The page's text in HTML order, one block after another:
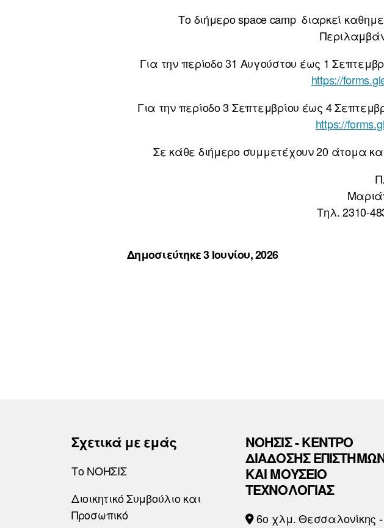
Το διήμερο space camp διαρκεί
Για την περίοδο 31 Αυγούστου έως 1
https://
Για την περίοδο 3 Σεπτεμβρίου έως 4
https://
Σε κάθε διήμερο συμμετέχουν 20 άτομα
Τηλ. 2310-
Δημοσιεύτηκε 3 Ιουνίου, 2026
Σχετικά με εμάς
Το ΝΟΗΣΙΣ
Διοικητικό Συμβούλιο και
Προσωπικό
ΝΟΗΣΙΣ - ΚΕΝΤΡΟ
ΔΙΑΔΟΣΗΣ
ΚΑΙ ΜΟΥΣΕΙΟ
ΤΕΧΝΟΛΟΓΙΑΣ
6o χλμ. Θεσσαλονίκης -